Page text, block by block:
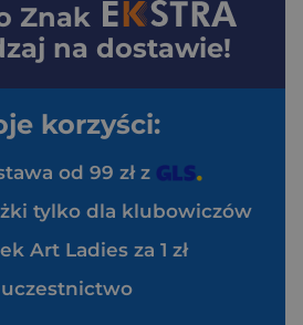
Znak
na dostawie!
korzyści:
od 99 zł z
tylko dla klubowiczów
Art Ladies za 1 zł
uczestnictwo